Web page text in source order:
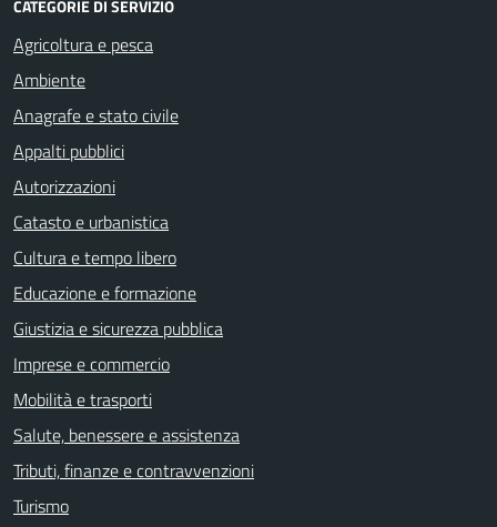
CATEGORIE DI SERVIZIO
Agricoltura e pesca
Ambiente
Anagrafe e stato civile
Appalti pubblici
Autorizzazioni
Catasto e urbanistica
Cultura e tempo libero
Educazione e formazione
Giustizia e sicurezza pubblica
Imprese e commercio
Mobilità e trasporti
Salute, benessere e assistenza
Tributi, finanze e contravvenzioni
Turismo